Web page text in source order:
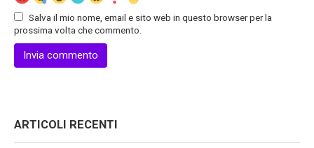
Salva il mio nome, email e sito web in questo browser per la
prossima volta che commento.
ARTICOLI RECENTI